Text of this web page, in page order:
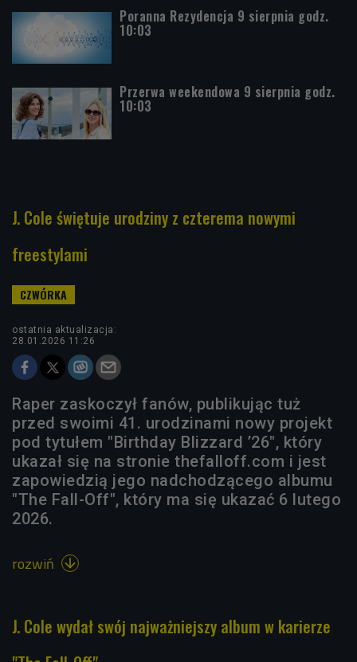
Poranna Rezydencja 9 sierpnia godz.
10:03
Przerwa weekendowa 9 sierpnia godz.
10:03
J. Cole świętuje urodziny z czterema nowymi
freestylami
ostatnia aktualizacja:
28.01.2026 11:26
Raper zaskoczył fanów, publikując tuż
przed swoimi 41. urodzinami nowy projekt
pod tytułem "Birthday Blizzard ’26", który
ukazał się na stronie thefalloff.com i jest
zapowiedzią jego nadchodzącego albumu
"The Fall-Off", który ma się ukazać 6 lutego
2026.
rozwiń 
J. Cole wydał swój najważniejszy album w karierze